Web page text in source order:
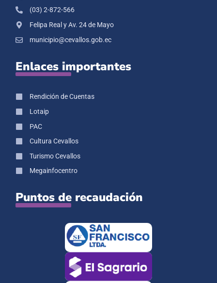
(03) 2-872-566
Felipa Real y Av. 24 de Mayo
municipio@cevallos.gob.ec
Enlaces importantes
Rendición de Cuentas
Lotaip
PAC
Cultura Cevallos
Turismo Cevallos
Megainfocentro
Puntos de recaudación